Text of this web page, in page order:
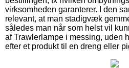
virksomheden garanterer. I den
relevant, at man stadigvæk
således man når som helst vil
af Trawlerlampe i messing, uden
efter et produkt til en dreng eller